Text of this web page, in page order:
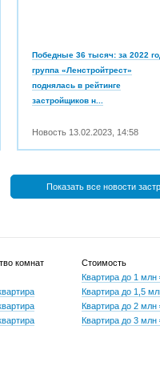
Победные 36 тысяч: за 2022
группа «Ленстройтрест»
поднялась в рейтинге
застройщиков н...
Новость 13.02.2023 14:58
Показать все новости
комнат
Стоимость
Квартира до 1 млн
Квартира до 1,5
Квартира до 2 млн
Квартира до 3 млн